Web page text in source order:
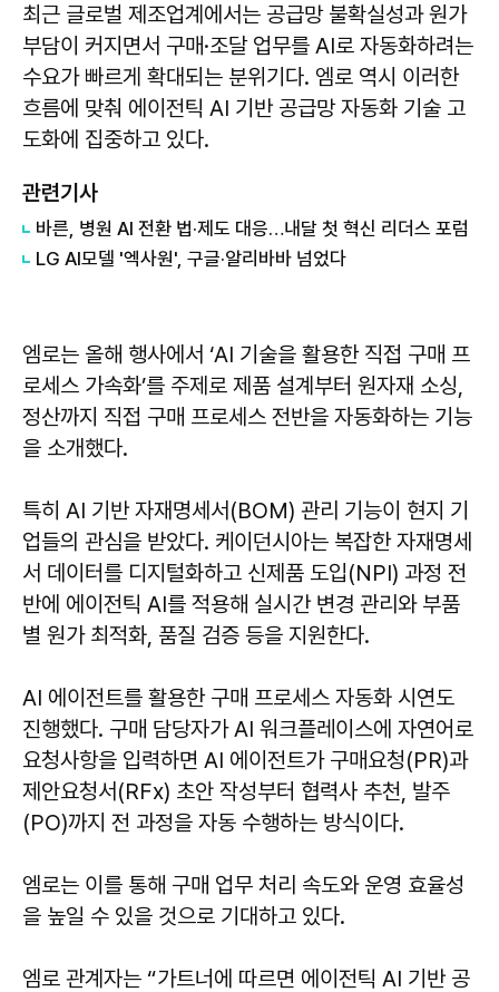
최근 글로벌 제조업계에서는 공급망 불확실성과 원가
부담이 커지면서 구매·조달 업무를 AI로 자동화하려는
수요가 빠르게 확대되는 분위기다. 엠로 역시 이러한
흐름에 맞춰 에이전틱 AI 기반 공급망 자동화 기술 고
도화에 집중하고 있다.
관련기사
바른, 병원 AI 전환 법·제도 대응…내달 첫 혁신 리더스 포럼
LG AI모델 '엑사원', 구글·알리바바 넘었다
엠로는 올해 행사에서 ‘AI 기술을 활용한 직접 구매 프
로세스 가속화’를 주제로 제품 설계부터 원자재 소싱,
정산까지 직접 구매 프로세스 전반을 자동화하는 기능
을 소개했다.
특히 AI 기반 자재명세서(BOM) 관리 기능이 현지 기
업들의 관심을 받았다. 케이던시아는 복잡한 자재명세
서 데이터를 디지털화하고 신제품 도입(NPI) 과정 전
반에 에이전틱 AI를 적용해 실시간 변경 관리와 부품
별 원가 최적화, 품질 검증 등을 지원한다.
AI 에이전트를 활용한 구매 프로세스 자동화 시연도
진행했다. 구매 담당자가 AI 워크플레이스에 자연어로
요청사항을 입력하면 AI 에이전트가 구매요청(PR)과
제안요청서(RFx) 초안 작성부터 협력사 추천, 발주
(PO)까지 전 과정을 자동 수행하는 방식이다.
엠로는 이를 통해 구매 업무 처리 속도와 운영 효율성
을 높일 수 있을 것으로 기대하고 있다.
엠로 관계자는 “가트너에 따르면 에이전틱 AI 기반 공